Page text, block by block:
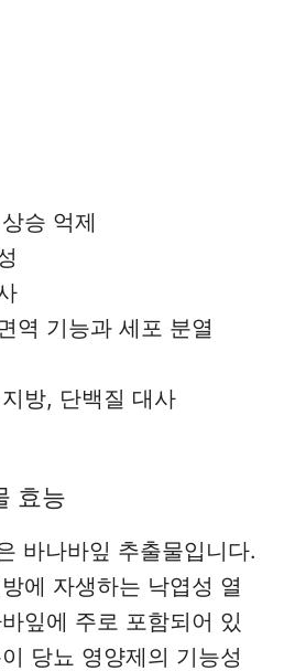
승 억제
역 기능과 세포 분열
방, 단백질 대사
효능
바나바잎 추출물입니다.
에 자생하는 낙엽성 열
잎에 주로 포함되어 있
당뇨 영양제의 기능성